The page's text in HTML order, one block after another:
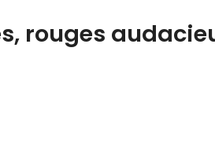
rouges